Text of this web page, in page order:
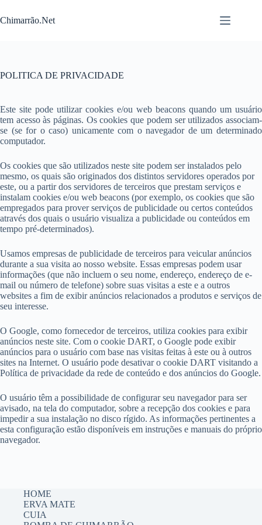
para
o
Chimarrão.Net
POLITICA DE PRIVACIDADE
Este site pode utilizar cookies e/ou web beacons quando um usuário
tem acesso às páginas. Os cookies que podem ser utilizados associam-
se (se for o caso) unicamente com o navegador de um determinado
computador.
Os cookies que são utilizados neste site podem ser instalados pelo
mesmo, os quais são originados dos distintos servidores operados por
este, ou a partir dos servidores de terceiros que prestam serviços e
instalam cookies e/ou web beacons (por exemplo, os cookies que são
empregados para prover serviços de publicidade ou certos conteúdos
através dos quais o usuário visualiza a publicidade ou conteúdos em
tempo pré-determinados).
Usamos empresas de publicidade de terceiros para veicular anúncios
durante a sua visita ao nosso website. Essas empresas podem usar
informações (que não incluem o seu nome, endereço, endereço de e-
mail ou número de telefone) sobre suas visitas a este e a outros
websites a fim de exibir anúncios relacionados a produtos e serviços de
seu interesse.
O Google, como fornecedor de terceiros, utiliza cookies para exibir
anúncios neste site. Com o cookie DART, o Google pode exibir
anúncios para o usuário com base nas visitas feitas à este ou à outros
sites na Internet. O usuário pode desativar o cookie DART visitando a
Política de privacidade da rede de conteúdo e dos anúncios do Google.
O usuário têm a possibilidade de configurar seu navegador para ser
avisado, na tela do computador, sobre a recepção dos cookies e para
impedir a sua instalação no disco rígido. As informações pertinentes a
esta configuração estão disponíveis em instruções e manuais do próprio
navegador.
HOME
ERVA MATE
CUIA